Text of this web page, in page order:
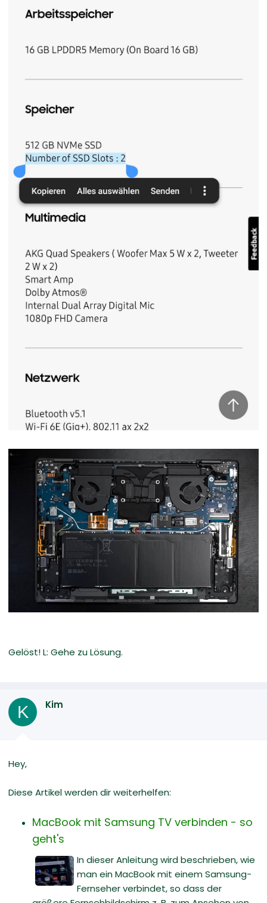
Gelöst! L: Gehe zu Lösung.
K Kim
Hey,
Diese Artikel werden dir weiterhelfen:
MacBook mit Samsung TV verbinden - so
geht's
In dieser Anleitung wird beschrieben, wie
man ein MacBook mit einem Samsung-
Fernseher verbindet, so dass der